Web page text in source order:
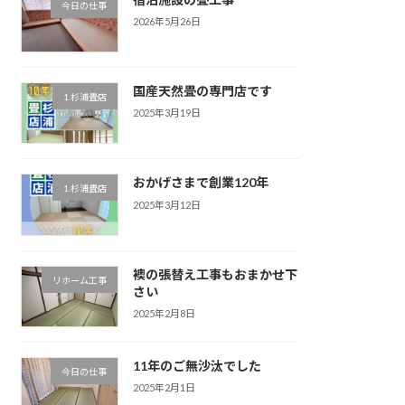
今日の仕事
2026年5月26日
1.杉浦畳店 国産天然畳の専門店です
2025年3月19日
1.杉浦畳店 おかげさまで創業120年
2025年3月12日
リホーム工事
襖の張替え工事もおまかせ下
さい
2025年2月8日
今日の仕事 11年のご無沙汰でした
2025年2月1日